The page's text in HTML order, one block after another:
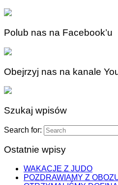
Polub nas na Facebook’u
Obejrzyj nas na kanale
Szukaj wpisów
Search for:
Ostatnie wpisy
WAKACJE Z JUDO
POZDRAWIAMY Z